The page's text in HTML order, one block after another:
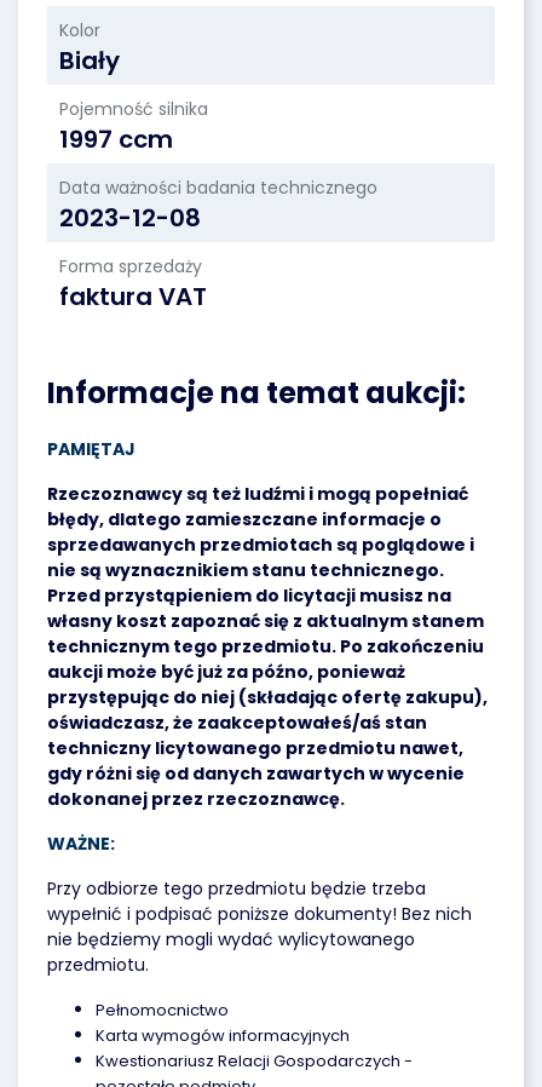
Kolor
Biały
Pojemność silnika
1997 ccm
Data ważności badania technicznego
2023-12-08
Forma sprzedaży
faktura VAT
Informacje na temat aukcji:
PAMIĘTAJ
Rzeczoznawcy są też ludźmi i mogą popełniać
błędy, dlatego zamieszczane informacje o
sprzedawanych przedmiotach są poglądowe i
nie są wyznacznikiem stanu technicznego.
Przed przystąpieniem do licytacji musisz na
własny koszt zapoznać się z aktualnym stanem
technicznym tego przedmiotu. Po zakończeniu
aukcji może być już za późno, ponieważ
przystępując do niej (składając ofertę zakupu),
oświadczasz, że zaakceptowałeś/aś stan
techniczny licytowanego przedmiotu nawet,
gdy różni się od danych zawartych w wycenie
dokonanej przez rzeczoznawcę.
WAŻNE:
Przy odbiorze tego przedmiotu będzie trzeba
wypełnić i podpisać poniższe dokumenty! Bez nich
nie będziemy mogli wydać wylicytowanego
przedmiotu.
Pełnomocnictwo
Karta wymogów informacyjnych
Kwestionariusz Relacji Gospodarczych -